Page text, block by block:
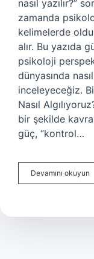
nasıl yazılır?”
zamanda
kelimelerde
alır. Bu yazıda
psikoloji
dünyasında
inceleyeceğiz.
Nasıl
bir şekilde
güç, “kontrol…
Devamını okuyun